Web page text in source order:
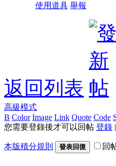
使用道具 舉報
返回列表
高級模式
B Color Image Link Quote Code
您需要登錄後才可以回帖 登錄 |
本版積分規則 發表回復 回